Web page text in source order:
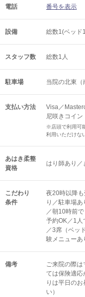
電話 番号を表示
設備 総数1(ベッド
スタッフ数 総数1人
駐車場 当院の北東（
支払い方法
Visa／
尼咲きコイン
※店頭で利用可
利用いただけな
あはき柔整
資格
はり師あり／
こだわり
条件
夜20時以降
り／駐車場
／朝10時前
予約OK／1人
／3席（ベッ
験メニューあ
備考
ご来院の際
ては保険適応
りは平日の
い）